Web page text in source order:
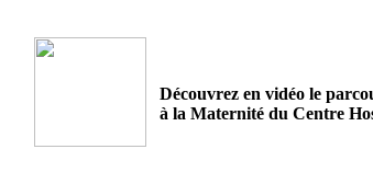
Découvrez en vidéo le
à la Maternité du Centre